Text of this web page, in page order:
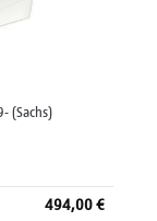
(Sachs)
494,00 €